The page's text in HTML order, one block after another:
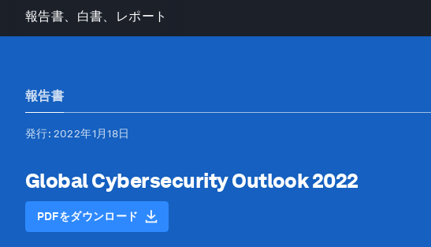
報告書、白書、レポート
報告書
発行: 2022年1月18日
Global Cybersecurity Outlook 2022
PDFをダウンロード